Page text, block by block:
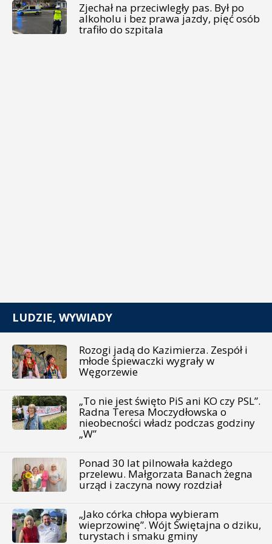
Zjechał na przeciwległy pas. Był po
alkoholu i bez prawa jazdy, pięć osób
trafiło do szpitala
LUDZIE, WYWIADY
Rozogi jadą do Kazimierza. Zespół i
młode śpiewaczki wygrały w
Węgorzewie
„To nie jest święto PiS ani KO czy PSL”.
Radna Teresa Moczydłowska o
nieobecności władz podczas godziny
„W”
Ponad 30 lat pilnowała każdego
przelewu. Małgorzata Banach żegna
urząd i zaczyna nowy rozdział
„Jako córka chłopa wybieram
wieprzowinę”. Wójt Świętajna o dziku,
turystach i smaku gminy